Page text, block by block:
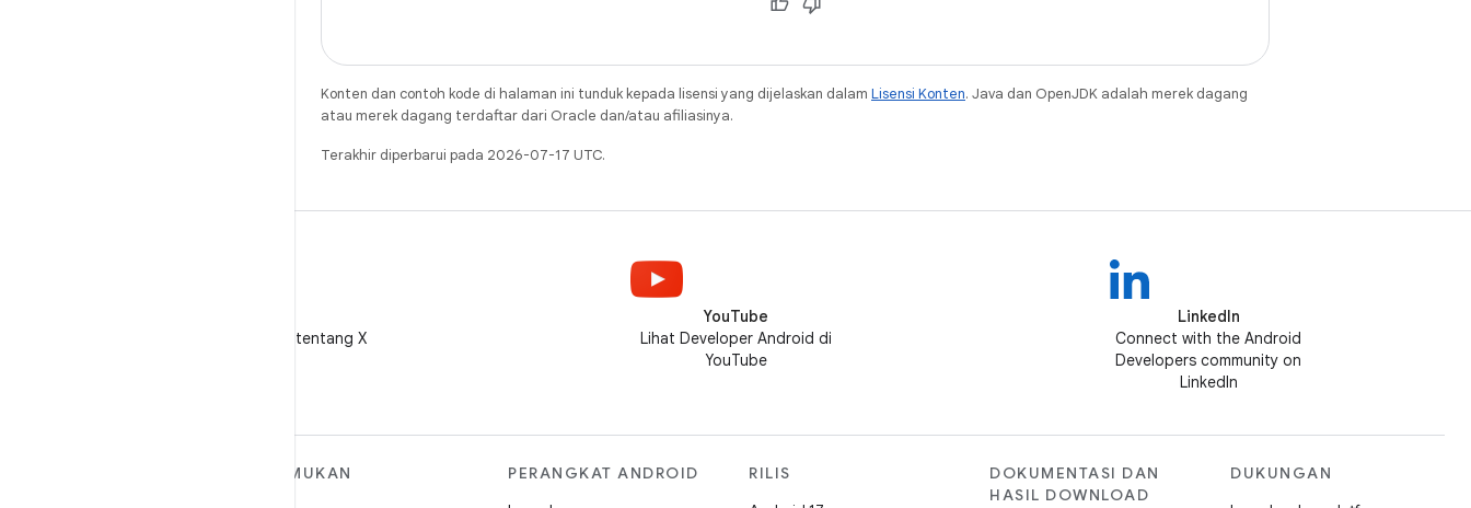
Konten dan contoh kode di halaman ini tunduk kepada lisensi yang dijelaskan dalam Lisensi Konten. Java dan OpenJDK adalah merek dagang
atau merek dagang terdaftar dari Oracle dan/atau afiliasinya.
Terakhir diperbarui pada 2026-07-17 UTC.
Ikuti @AndroidDev tentang X
YouTube
Lihat Developer Android di
YouTube
LinkedIn
Connect with the Android
Developers community on
LinkedIn
TEMUKAN
PERANGKAT ANDROID
RILIS
DOKUMENTASI DAN
HASIL DOWNLOAD
DUKUNGAN